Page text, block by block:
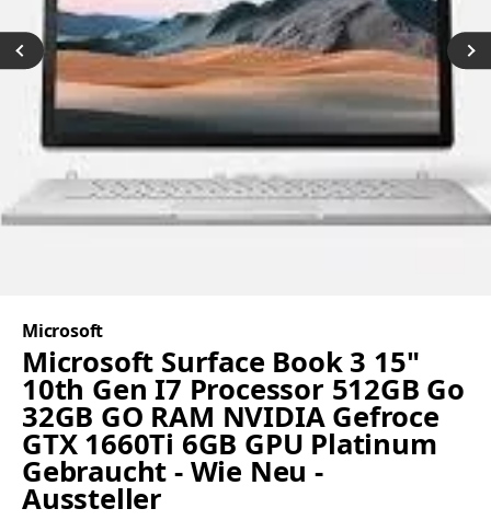
Microsoft
Microsoft Surface Book 3 15"
10th Gen I7 Processor 512GB Go
32GB GO RAM NVIDIA Gefroce
GTX 1660Ti 6GB GPU Platinum
Gebraucht - Wie Neu -
Aussteller